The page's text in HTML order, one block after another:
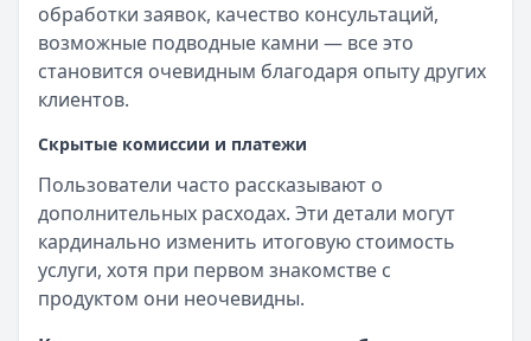
обработки заявок, качество консультаций,
возможные подводные камни — все это
становится очевидным благодаря опыту других
клиентов.
Скрытые комиссии и платежи
Пользователи часто рассказывают о
дополнительных расходах. Эти детали могут
кардинально изменить итоговую стоимость
услуги, хотя при первом знакомстве с
продуктом они неочевидны.